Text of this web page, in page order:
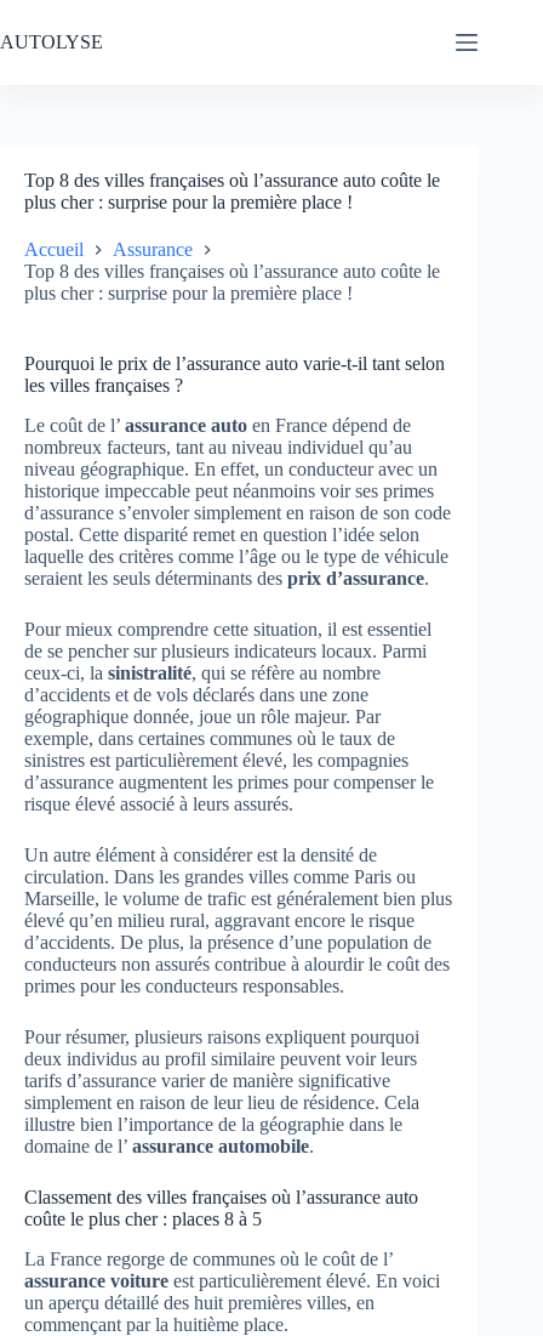
au
contenu
AUTOLYSE
Top 8 des villes françaises où l’assurance auto coûte le
plus cher : surprise pour la première place !
Accueil
Assurance
Top 8 des villes françaises où l’assurance auto coûte le
plus cher : surprise pour la première place !
Pourquoi le prix de l’assurance auto varie-t-il tant selon
les villes françaises ?
Le coût de l’ assurance auto en France dépend de
nombreux facteurs, tant au niveau individuel qu’au
niveau géographique. En effet, un conducteur avec un
historique impeccable peut néanmoins voir ses primes
d’assurance s’envoler simplement en raison de son code
postal. Cette disparité remet en question l’idée selon
laquelle des critères comme l’âge ou le type de véhicule
seraient les seuls déterminants des prix d’assurance.
Pour mieux comprendre cette situation, il est essentiel
de se pencher sur plusieurs indicateurs locaux. Parmi
ceux-ci, la sinistralité, qui se réfère au nombre
d’accidents et de vols déclarés dans une zone
géographique donnée, joue un rôle majeur. Par
exemple, dans certaines communes où le taux de
sinistres est particulièrement élevé, les compagnies
d’assurance augmentent les primes pour compenser le
risque élevé associé à leurs assurés.
Un autre élément à considérer est la densité de
circulation. Dans les grandes villes comme Paris ou
Marseille, le volume de trafic est généralement bien plus
élevé qu’en milieu rural, aggravant encore le risque
d’accidents. De plus, la présence d’une population de
conducteurs non assurés contribue à alourdir le coût des
primes pour les conducteurs responsables.
Pour résumer, plusieurs raisons expliquent pourquoi
deux individus au profil similaire peuvent voir leurs
tarifs d’assurance varier de manière significative
simplement en raison de leur lieu de résidence. Cela
illustre bien l’importance de la géographie dans le
domaine de l’ assurance automobile.
Classement des villes françaises où l’assurance auto
coûte le plus cher : places 8 à 5
La France regorge de communes où le coût de l’
assurance voiture est particulièrement élevé. En voici
un aperçu détaillé des huit premières villes, en
commençant par la huitième place.